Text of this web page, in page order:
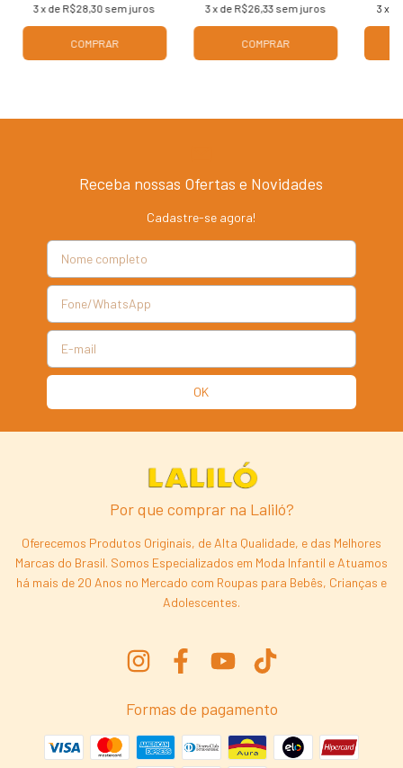
3x de R$28,30 sem juros
COMPRAR
3x de R$26,33 sem juros
COMPRAR
3 x
Receba nossas Ofertas e Novidades
Cadastre-se agora!
Por que comprar na Laliló?
Oferecemos Produtos Originais, de Alta Qualidade, e das Melhores
Marcas do Brasil. Somos Especializados em Moda Infantil e Atuamos
há mais de 20 Anos no Mercado com Roupas para Bebês, Crianças e
Adolescentes.
Formas de pagamento